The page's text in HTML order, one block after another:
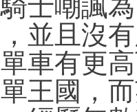
士嘲諷
並且沒
車有更
王國，